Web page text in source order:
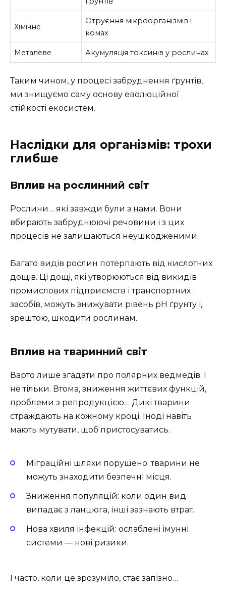
Хімічне
Отруєння мікроорганізмів і
комах
Металеве Акумуляція токсинів у рослинах
Таким чином, у процесі забруднення ґрунтів,
ми знищуємо саму основу еволюційної
стійкості екосистем.
Наслідки для організмів: трохи
глибше
Вплив на рослинний світ
Рослини… які завжди були з нами. Вони
вбирають забруднюючі речовини і з цих
процесів не залишаються неушкодженими.
Багато видів рослин потерпають від кислотних
дощів. Ці дощі, які утворюються від викидів
промислових підприємств і транспортних
засобів, можуть знижувати рівень pH ґрунту і,
зрештою, шкодити рослинам.
Вплив на тваринний світ
Варто лише згадати про полярних ведмедів. І
не тільки. Втома, зниження життєвих функцій,
проблеми з репродукцією… Дикі тварини
страждають на кожному кроці. Іноді навіть
мають мутувати, щоб пристосуватись.
Міграційні шляхи порушено: тварини не
можуть знаходити безпечні місця.
Зниження популяцій: коли один вид
випадає з ланцюга, інші зазнають втрат.
Нова хвиля інфекцій: ослаблені імунні
системи — нові ризики.
І часто, коли це зрозуміло, стає запізно…